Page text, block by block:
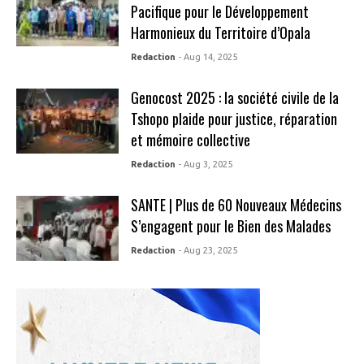
Pacifique pour le Développement
Harmonieux du Territoire d’Opala
Redaction - Aug 14, 2025
Genocost 2025 : la société civile de la
Tshopo plaide pour justice, réparation
et mémoire collective
Redaction - Aug 3, 2025
SANTE | Plus de 60 Nouveaux Médecins
S’engagent pour le Bien des Malades
Redaction - Aug 23, 2025